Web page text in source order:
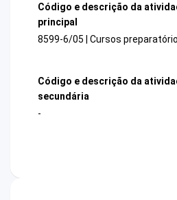
Código e descrição da
principal
8599-6/05 | Cursos
Código e descrição da
secundária
-